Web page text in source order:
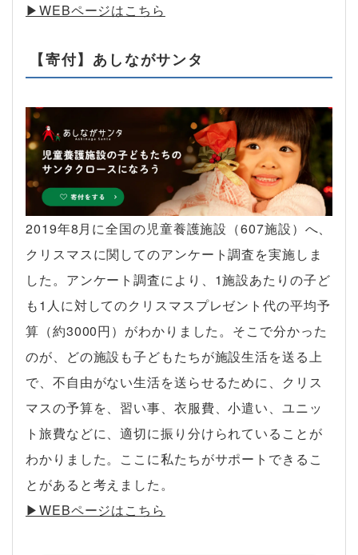
▶︎WEBページはこちら
【寄付】あしながサンタ
2019年8月に全国の児童養護施設（607施設）へ、
クリスマスに関してのアンケート調査を実施しま
した。アンケート調査により、1施設あたりの子ど
も1人に対してのクリスマスプレゼント代の平均予
算（約3000円）がわかりました。そこで分かった
のが、どの施設も子どもたちが施設生活を送る上
で、不自由がない生活を送らせるために、クリス
マスの予算を、習い事、衣服費、小遣い、ユニッ
ト旅費などに、適切に振り分けられていることが
わかりました。ここに私たちがサポートできるこ
とがあると考えました。
▶︎WEBページはこちら